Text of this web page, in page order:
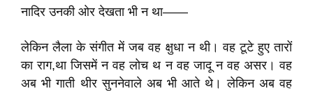
नादिर उनकी ओर देखता भी न था——
लेकिन लैला के संगीत में जब वह क्षुधा न थी। वह टूटे हुए तारों
का राग,था जिसमें न वह लोच थ न वह जादू न वह असर। वह
अब भी गाती थीर सुननेवाले अब भी आते थे। लेकिन अब वह